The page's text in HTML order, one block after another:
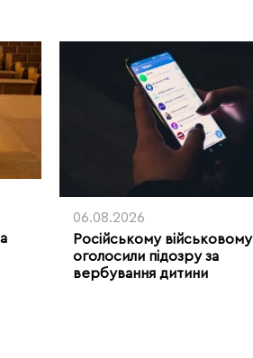
06.08.2026
Російському військовому
оголосили підозру за
вербування дитини